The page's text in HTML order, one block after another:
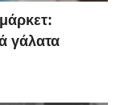
γάλατα